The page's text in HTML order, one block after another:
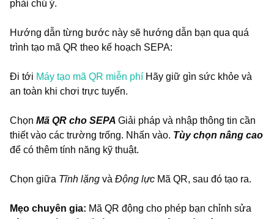
phải chú ý.
Hướng dẫn từng bước này sẽ hướng dẫn bạn qua quá
trình tạo mã QR theo kế hoạch SEPA:
Đi tới Máy tạo mã QR miễn phí Hãy giữ gìn sức khỏe và
an toàn khi chơi trực tuyến.
Chọn Mã QR cho SEPA Giải pháp và nhập thông tin cần
thiết vào các trường trống. Nhấn vào. Tùy chọn nâng cao
để có thêm tính năng kỹ thuật.
Chọn giữa Tĩnh lặng và Động lực Mã QR, sau đó tạo ra.
Mẹo chuyên gia: Mã QR động cho phép bạn chỉnh sửa